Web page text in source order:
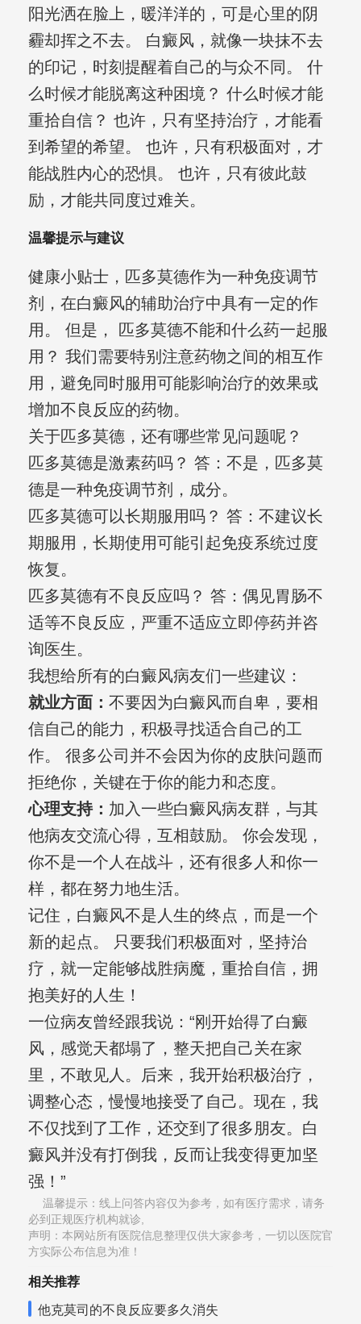
阳光洒在脸上，暖洋洋的，可是心里的阴
霾却挥之不去。 白癜风，就像一块抹不去
的印记，时刻提醒着自己的与众不同。 什
么时候才能脱离这种困境？ 什么时候才能
重拾自信？ 也许，只有坚持治疗，才能看
到希望的希望。 也许，只有积极面对，才
能战胜内心的恐惧。 也许，只有彼此鼓
励，才能共同度过难关。
温馨提示与建议
健康小贴士，匹多莫德作为一种免疫调节
剂，在白癜风的辅助治疗中具有一定的作
用。 但是， 匹多莫德不能和什么药一起服
用？ 我们需要特别注意药物之间的相互作
用，避免同时服用可能影响治疗的效果或
增加不良反应的药物。
关于匹多莫德，还有哪些常见问题呢？
匹多莫德是激素药吗？ 答：不是，匹多莫
德是一种免疫调节剂，成分。
匹多莫德可以长期服用吗？ 答：不建议长
期服用，长期使用可能引起免疫系统过度
恢复。
匹多莫德有不良反应吗？ 答：偶见胃肠不
适等不良反应，严重不适应立即停药并咨
询医生。
我想给所有的白癜风病友们一些建议：
就业方面： 不要因为白癜风而自卑，要相
信自己的能力，积极寻找适合自己的工
作。 很多公司并不会因为你的皮肤问题而
拒绝你，关键在于你的能力和态度。
心理支持： 加入一些白癜风病友群，与其
他病友交流心得，互相鼓励。 你会发现，
你不是一个人在战斗，还有很多人和你一
样，都在努力地生活。
记住，白癜风不是人生的终点，而是一个
新的起点。 只要我们积极面对，坚持治
疗，就一定能够战胜病魔，重拾自信，拥
抱美好的人生！
一位病友曾经跟我说：“刚开始得了白癜
风，感觉天都塌了，整天把自己关在家
里，不敢见人。后来，我开始积极治疗，
调整心态，慢慢地接受了自己。现在，我
不仅找到了工作，还交到了很多朋友。白
癜风并没有打倒我，反而让我变得更加坚
强！”
温馨提示：线上问答内容仅为参考，如有医疗需求，请务
必到正规医疗机构就诊,
声明：本网站所有医院信息整理仅供大家参考，一切以医院官
方实际公布信息为准！
相关推荐
他克莫司的不良反应要多久消失